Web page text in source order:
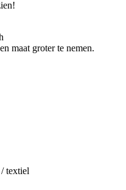
maat groter te nemen.
textiel